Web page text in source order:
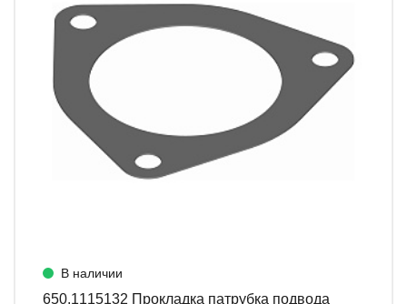
В наличии
650.1115132 Прокладка патрубка подвода